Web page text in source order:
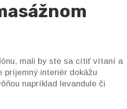
mali by ste sa cítiť vítaní a
príjemný interiér dokážu
napríklad levandule či